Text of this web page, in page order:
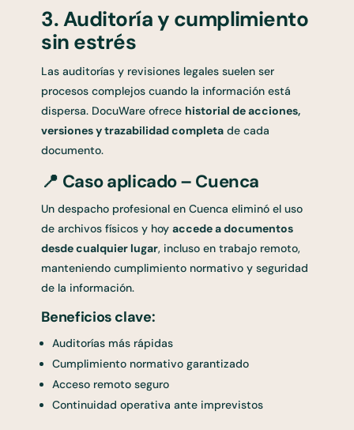
3. Auditoría y cumplimiento
sin estrés
Las auditorías y revisiones legales suelen ser
procesos complejos cuando la información está
dispersa. DocuWare ofrece historial de acciones,
versiones y trazabilidad completa de cada
documento.
📍 Caso aplicado – Cuenca
Un despacho profesional en Cuenca eliminó el uso
de archivos físicos y hoyaccede a documentos
desde cualquier lugar, incluso en trabajo remoto,
manteniendo cumplimiento normativo y seguridad
de la información.
Beneficios clave:
Auditorías más rápidas
Cumplimiento normativo garantizado
Acceso remoto seguro
Continuidad operativa ante imprevistos